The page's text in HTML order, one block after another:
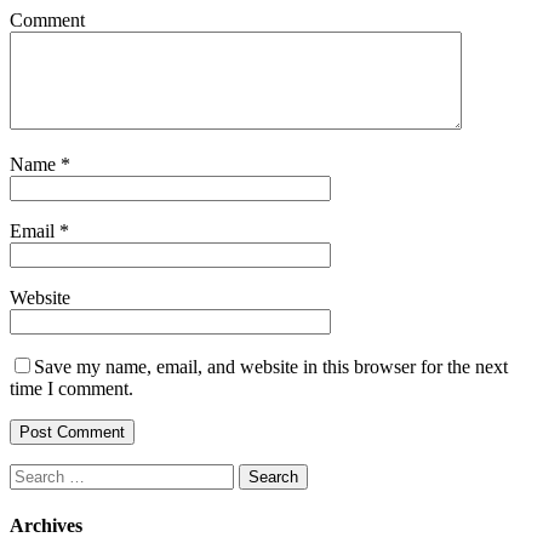
Comment
Name *
Email *
Website
Save my name, email, and website in this browser for the next
time I comment.
Search
for:
Archives